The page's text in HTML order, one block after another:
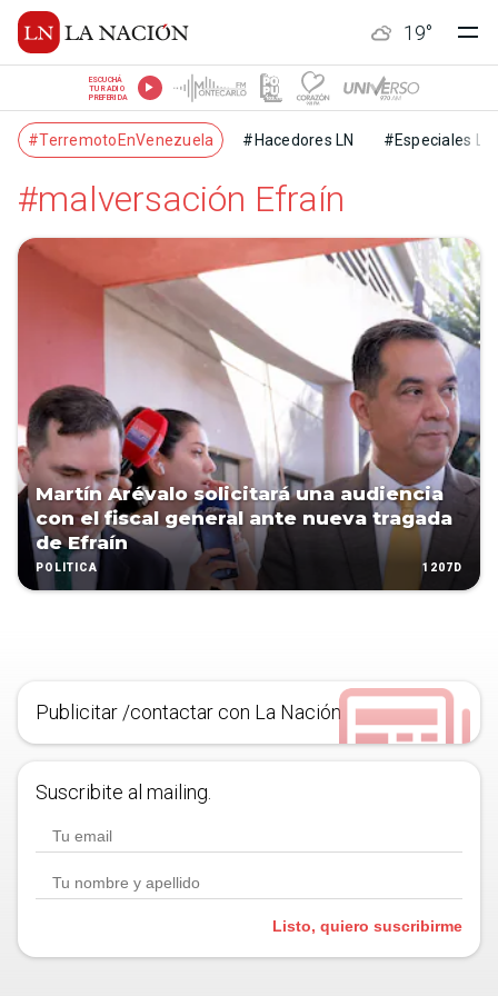
19°
ESCUCHÁ
TU RADIO
PREFERIDA
#TerremotoEnVenezuela #Hacedores LN #Especiales LN
#malversación Efraín
Martín Arévalo solicitará una audiencia
con el fiscal general ante nueva tragada
de Efraín
POLÍTICA 1207D
Publicitar /contactar con La Nación
Suscribite al mailing.
Listo, quiero suscribirme